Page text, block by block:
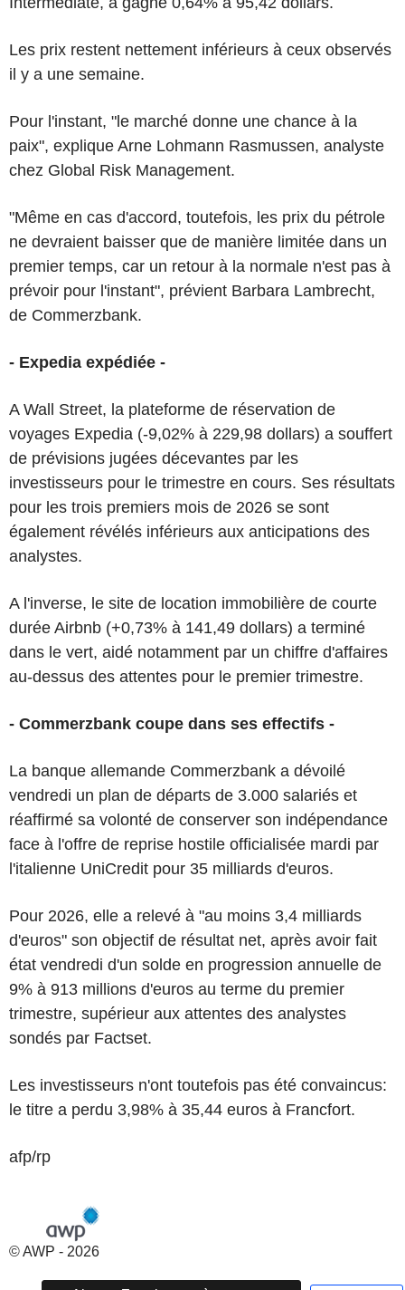
Les prix restent nettement inférieurs à ceux observés
il y a une semaine.
Pour l'instant, "le marché donne une chance à la
paix", explique Arne Lohmann Rasmussen, analyste
chez Global Risk Management.
"Même en cas d'accord, toutefois, les prix du pétrole
ne devraient baisser que de manière limitée dans un
premier temps, car un retour à la normale n'est pas à
prévoir pour l'instant", prévient Barbara Lambrecht,
de Commerzbank.
- Expedia expédiée -
A Wall Street, la plateforme de réservation de
voyages Expedia (-9,02% à 229,98 dollars) a souffert
de prévisions jugées décevantes par les
investisseurs pour le trimestre en cours. Ses résultats
pour les trois premiers mois de 2026 se sont
également révélés inférieurs aux anticipations des
analystes.
A l'inverse, le site de location immobilière de courte
durée Airbnb (+0,73% à 141,49 dollars) a terminé
dans le vert, aidé notamment par un chiffre d'affaires
au-dessus des attentes pour le premier trimestre.
- Commerzbank coupe dans ses effectifs -
La banque allemande Commerzbank a dévoilé
vendredi un plan de départs de 3.000 salariés et
réaffirmé sa volonté de conserver son indépendance
face à l'offre de reprise hostile officialisée mardi par
l'italienne UniCredit pour 35 milliards d'euros.
Pour 2026, elle a relevé à "au moins 3,4 milliards
d'euros" son objectif de résultat net, après avoir fait
état vendredi d'un solde en progression annuelle de
9% à 913 millions d'euros au terme du premier
trimestre, supérieur aux attentes des analystes
sondés par Factset.
Les investisseurs n'ont toutefois pas été convaincus:
le titre a perdu 3,98% à 35,44 euros à Francfort.
afp/rp
© AWP - 2026